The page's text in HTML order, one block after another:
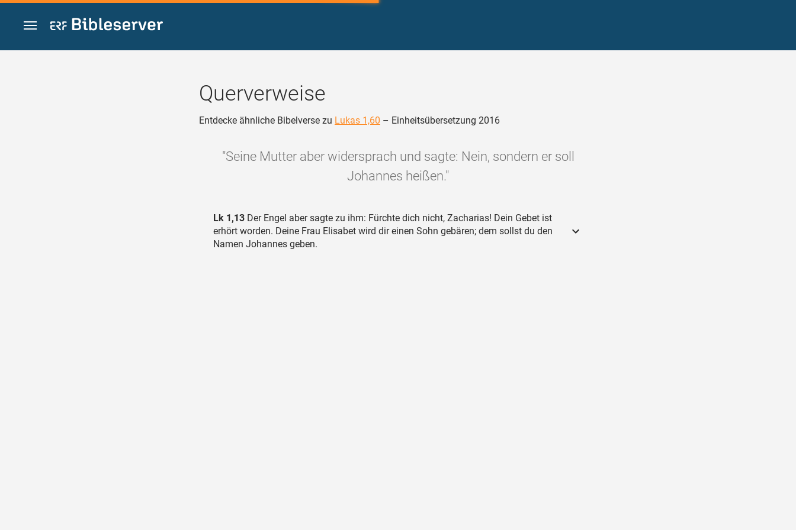
Zum Inhalt springen
Querverweise
Entdecke ähnliche Bibelverse zu Lukas 1,60 – Einheitsübersetzung 2016
"Seine Mutter aber widersprach und sagte: Nein, sondern er soll
Johannes heißen."
Lk 1,13 Der Engel aber sagte zu ihm: Fürchte dich nicht, Zacharias! Dein Gebet ist
erhört worden. Deine Frau Elisabet wird dir einen Sohn gebären; dem sollst du den
Namen Johannes geben.